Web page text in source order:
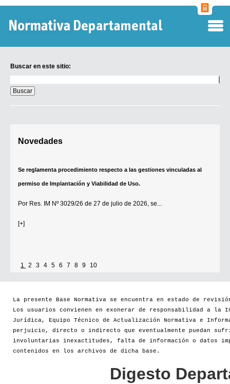
Buscar en este sitio:
en
este
sitio:
Novedades
Se reglamenta procedimiento respecto a las gestiones vinculadas al
permiso de Implantación y Viabilidad de Uso.
Por Res. IM Nº 3029/26 de 27 de julio de 2026, se...
[+]
1 2 3 4 5 6 7 8 9 10
La presente Base Normativa se encuentra en estado de
Los usuarios convienen en exonerar de responsabilidad a la
Jurídica, Equipo Técnico de Actualización Normativa e
perjuicio, directo o indirecto que eventualmente puedan
involuntarias inexactitudes, falta de información o datos
contenidos en los archivos de dicha base.
Digesto